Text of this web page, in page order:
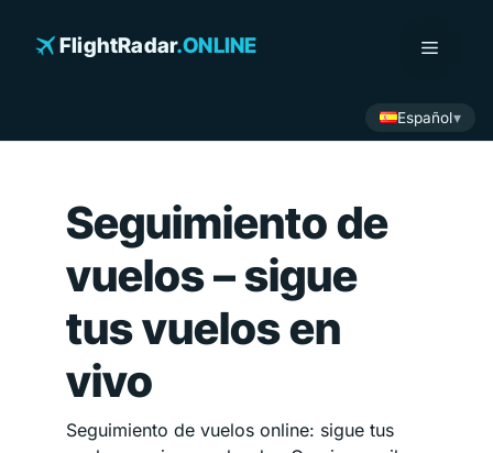
FlightRadar.ONLINE Menú
Español
Seguimiento de
vuelos – sigue
tus vuelos en
vivo
Seguimiento de vuelos online: sigue tus